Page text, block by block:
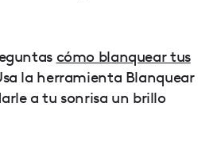
cómo blanquear tus
la herramienta Blanquear
a tu sonrisa un brillo